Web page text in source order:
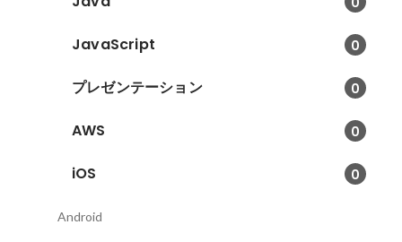
ねん等の雑多な相談 ・開発企業向
開発に関する相談 ・エンジニア
現場に関するお悩み相談
JavaScript 0
プレゼンテーション 0
AWS 0
iOS 0
Android